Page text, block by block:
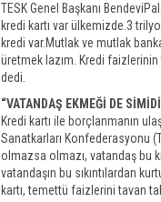
TESK Genel Başkanı
kredi kartı var ülkemizde.3
kredi var.Mutlak ve mutlak
üretmek lazım. Kredi
dedi.
“VATANDAŞ EKMEĞİ DE
Kredi kartı ile borçlanmanın
Sanatkarları Konfederasyonu
olmazsa olmazı, vatandaş bu
vatandaşın bu sıkıntılardan
kartı, temettü faizlerini tavan